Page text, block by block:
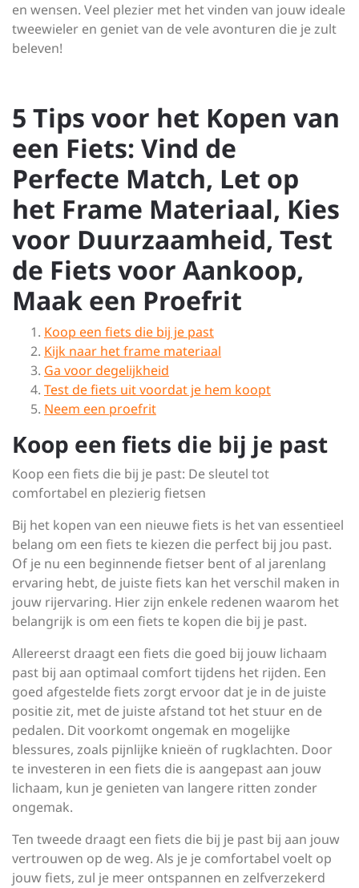
en wensen. Veel plezier met het vinden van jouw ideale
tweewieler en geniet van de vele avonturen die je zult
beleven!
5 Tips voor het Kopen van
een Fiets: Vind de
Perfecte Match, Let op
het Frame Materiaal, Kies
voor Duurzaamheid, Test
de Fiets voor Aankoop,
Maak een Proefrit
Koop een fiets die bij je past
Kijk naar het frame materiaal
Ga voor degelijkheid
Test de fiets uit voordat je hem koopt
Neem een proefrit
Koop een fiets die bij je past
Koop een fiets die bij je past: De sleutel tot
comfortabel en plezierig fietsen
Bij het kopen van een nieuwe fiets is het van essentieel
belang om een fiets te kiezen die perfect bij jou past.
Of je nu een beginnende fietser bent of al jarenlang
ervaring hebt, de juiste fiets kan het verschil maken in
jouw rijervaring. Hier zijn enkele redenen waarom het
belangrijk is om een fiets te kopen die bij je past.
Allereerst draagt een fiets die goed bij jouw lichaam
past bij aan optimaal comfort tijdens het rijden. Een
goed afgestelde fiets zorgt ervoor dat je in de juiste
positie zit, met de juiste afstand tot het stuur en de
pedalen. Dit voorkomt ongemak en mogelijke
blessures, zoals pijnlijke knieën of rugklachten. Door
te investeren in een fiets die is aangepast aan jouw
lichaam, kun je genieten van langere ritten zonder
ongemak.
Ten tweede draagt een fiets die bij je past bij aan jouw
vertrouwen op de weg. Als je je comfortabel voelt op
jouw fiets, zul je meer ontspannen en zelfverzekerd